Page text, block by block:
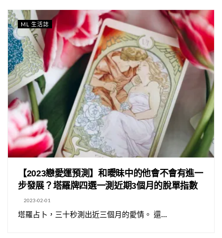
ML 生活誌
【2023戀愛運預測】和曖昧中的他會不會有進一
步發展？塔羅牌四選一測近期3個月的脫單指數
2023-02-01
塔羅占卜，三十秒測出近三個月的愛情。 還...